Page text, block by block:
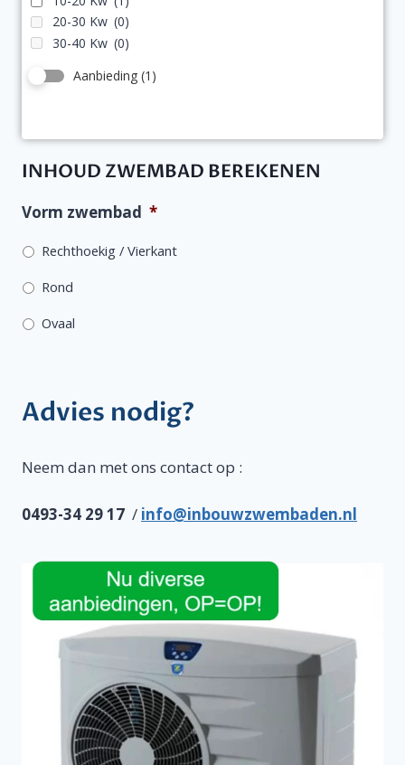
20-30 Kw (0)
30-40 Kw (0)
Aanbieding (1)
INHOUD ZWEMBAD BEREKENEN
Vorm zwembad *
Rechthoekig / Vierkant
Rond
Ovaal
Advies nodig?
Neem dan met ons contact op :
0493-34 29 17 / info@inbouwzwembaden.nl